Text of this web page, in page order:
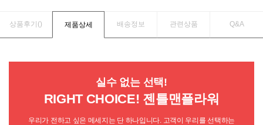
상품후기() 제품상세 배송정보 관련상품 Q&A
실수 없는 선택!
RIGHT CHOICE! 젠틀맨플라워
우리가 전하고 싶은 메세지는 단 하나입니다. 고객이 우리를 선택하는